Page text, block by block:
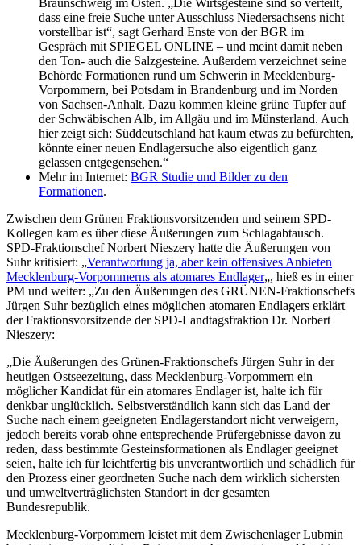
dass eine freie Suche unter Ausschluss Niedersachsens nicht
vorstellbar ist“, sagt Gerhard Enste von der BGR im
Gespräch mit SPIEGEL ONLINE – und meint damit neben
den Ton- auch die Salzgesteine. Außerdem verzeichnet seine
Behörde Formationen rund um Schwerin in Mecklenburg-
Vorpommern, bei Potsdam in Brandenburg und im Norden
von Sachsen-Anhalt. Dazu kommen kleine grüne Tupfer auf
der Schwäbischen Alb, im Allgäu und im Münsterland. Auch
hier zeigt sich: Süddeutschland hat kaum etwas zu befürchten,
könnte einer neuen Endlagersuche also eigentlich ganz
gelassen entgegensehen.“
Mehr im Internet: BGR Studie und Bilder zu den
Formationen.
Zwischen dem Grünen Fraktionsvorsitzenden und seinem SPD-
Kollegen kam es über diese Äußerungen zum Schlagabtausch.
SPD-Fraktionschef Norbert Nieszery hatte die Äußerungen von
Suhr kritisiert: „Verantwortung ja, aber kein offensives Anbieten
Mecklenburg-Vorpommerns als atomares Endlager„, hieß es in einer
PM und weiter: „Zu den Äußerungen des GRÜNEN-Fraktionschefs
Jürgen Suhr bezüglich eines möglichen atomaren Endlagers erklärt
der Fraktionsvorsitzende der SPD-Landtagsfraktion Dr. Norbert
Nieszery:
„Die Äußerungen des Grünen-Fraktionschefs Jürgen Suhr in der
heutigen Ostseezeitung, dass Mecklenburg-Vorpommern ein
möglicher Kandidat für ein atomares Endlager ist, halte ich für
denkbar unglücklich. Selbstverständlich kann sich das Land der
Suche nach einem geeigneten Endlagerstandort nicht verweigern,
jedoch bereits vorab ohne entsprechende Prüfergebnisse davon zu
reden, dass bestimmte Gesteinsformationen als Endlager geeignet
seien, halte ich für leichtfertig bis unverantwortlich und schädlich für
den Prozess einer geordneten Suche nach dem wirklich sichersten
und umweltverträglichsten Standort in der gesamten
Bundesrepublik.
Mecklenburg-Vorpommern leistet mit dem Zwischenlager Lubmin